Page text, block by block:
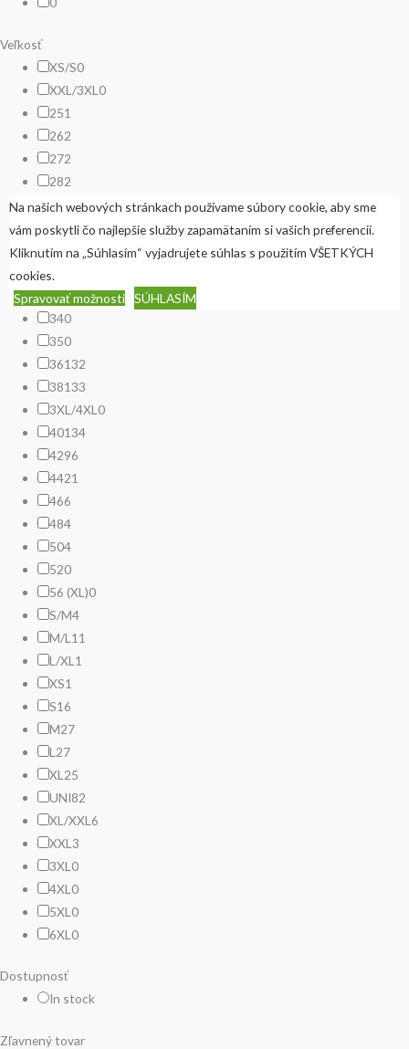
Veľkosť
XS/S0
XXL/3XL 0
251
262
272
282
29 2
302
31 1
32
330
340
350
36132
38133
3XL/4XL 0
40134
4296
4421
466
484
504
520
56 (XL)0
S/M4
M/L 11
L/XL 1
XS1
S16
M27
L 27
XL 25
UNI82
XL/XXL 6
XXL3
3XL 0
4XL 0
5XL 0
6XL 0
Dostupnosť
In stock
Zľavnený tovar
Na našich webových stránkach používame súbory cookie, aby sme
vám poskytli čo najlepšie služby zapamätaním si vašich preferencií.
Kliknutím na „Súhlasím“ vyjadrujete súhlas s použitím VŠETKÝCH
cookies.
Spravovať možnosti SÚHLASÍM